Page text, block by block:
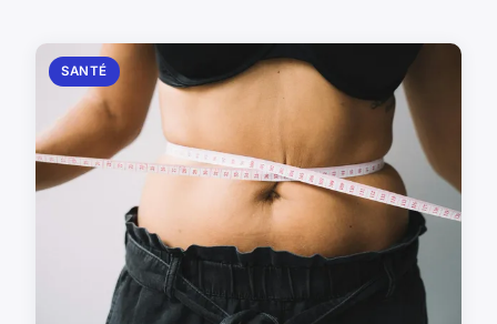
SANTÉ